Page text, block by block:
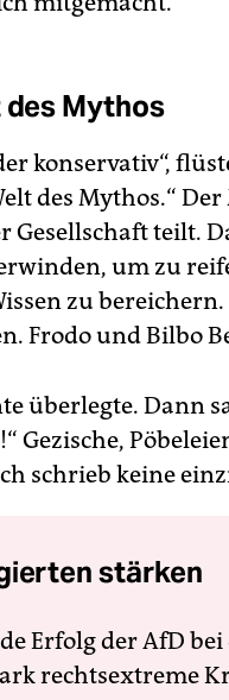
des Mythos
konservativ“,
des Mythos.“
Gesellschaft teilt.
um zu
zu
Frodo und Bilbo
überlegte. Dann
Gezische,
schrieb keine
stärken
Erfolg der AfD
rechtsextreme